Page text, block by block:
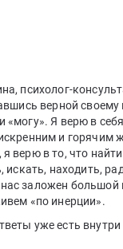
психолог-
верной
«могу». Я верю в
и горячим
верю в то, что
искать, находить,
заложен большой
«по инерции».
уже есть